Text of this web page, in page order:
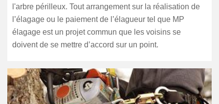
l'arbre périlleux. Tout arrangement sur la réalisation de
l’élagage ou le paiement de l’élagueur tel que MP
élagage est un projet commun que les voisins se
doivent de se mettre d’accord sur un point.